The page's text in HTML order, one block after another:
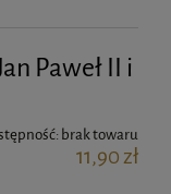
Paweł II i
brak towaru
11,90 zł